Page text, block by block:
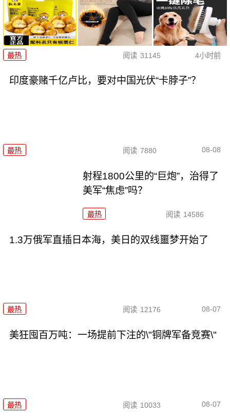
最热 阅读 31145 4小时前
印度豪赌千亿卢比，要对中国光伏“卡脖子”？
最热 阅读 7880 08-08
射程1800公里的“巨炮”，治得了
美军“焦虑”吗？
最热 阅读 14586
1.3万俄军直插日本海，美日的双线噩梦开始了
最热 阅读 12176 08-07
美狂囤百万吨：一场提前下注的\"铜牌军备竞赛\"
最热 阅读 10033 08-07